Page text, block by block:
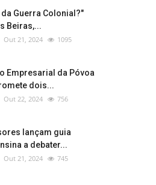
Guerra Colonial?"
Beiras,...
Out 21, 2024 1095
Empresarial da Póvoa
dois...
Out 22, 2024 756
lançam guia
a debater...
Out 21, 2024 745